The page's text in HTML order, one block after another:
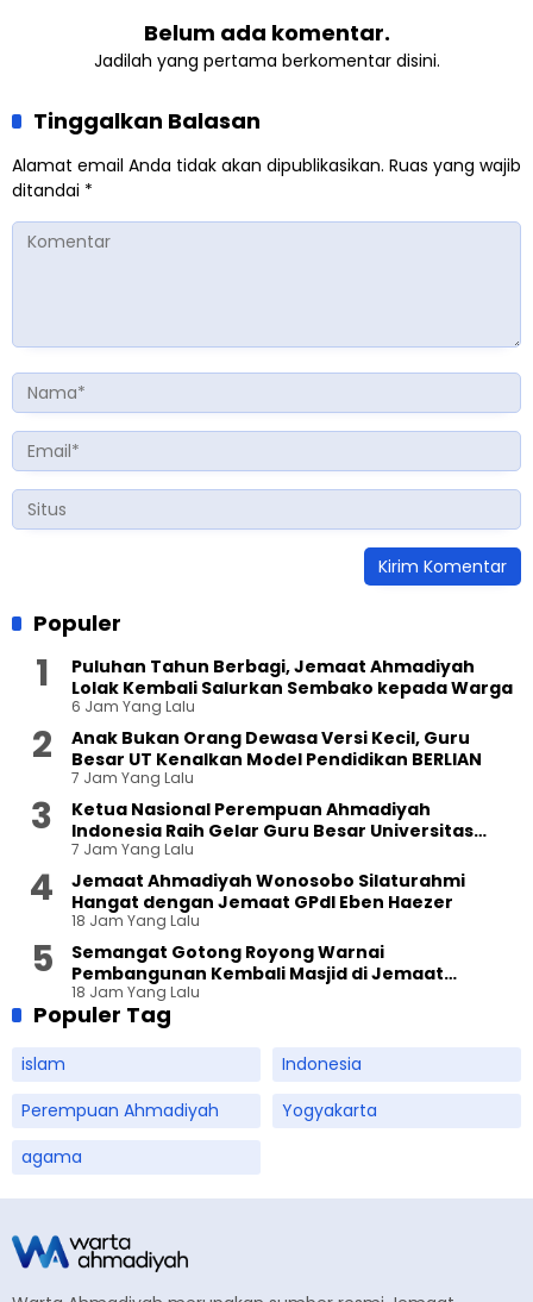
Belum ada komentar.
Jadilah yang pertama berkomentar disini.
Tinggalkan Balasan
Alamat email Anda tidak akan dipublikasikan. Ruas yang wajib
ditandai *
Populer
Puluhan Tahun Berbagi, Jemaat Ahmadiyah
Lolak Kembali Salurkan Sembako kepada Warga
6 Jam Yang Lalu
Anak Bukan Orang Dewasa Versi Kecil, Guru
Besar UT Kenalkan Model Pendidikan BERLIAN
7 Jam Yang Lalu
Ketua Nasional Perempuan Ahmadiyah
Indonesia Raih Gelar Guru Besar Universitas
Terbuka
7 Jam Yang Lalu
Jemaat Ahmadiyah Wonosobo Silaturahmi
Hangat dengan Jemaat GPdI Eben Haezer
18 Jam Yang Lalu
Semangat Gotong Royong Warnai
Pembangunan Kembali Masjid di Jemaat
Ahmadiyah Sukapura
18 Jam Yang Lalu
Populer Tag
islam
Indonesia
Perempuan Ahmadiyah
Yogyakarta
agama